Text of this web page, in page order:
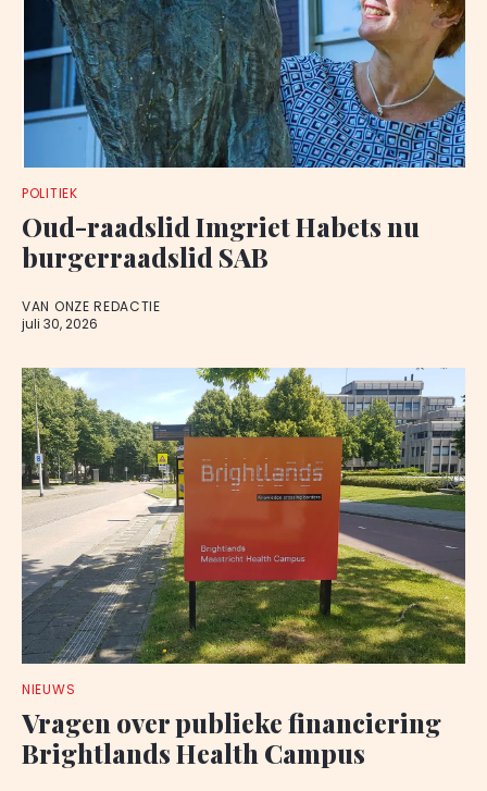
POLITIEK
Oud-raadslid Imgriet Habets nu
burgerraadslid SAB
VAN ONZE REDACTIE
juli 30, 2026
NIEUWS
Vragen over publieke financiering
Brightlands Health Campus